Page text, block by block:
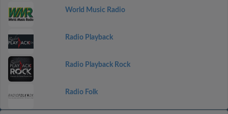
World Music Radio
Radio Playback
Radio Playback Rock
Radio Folk